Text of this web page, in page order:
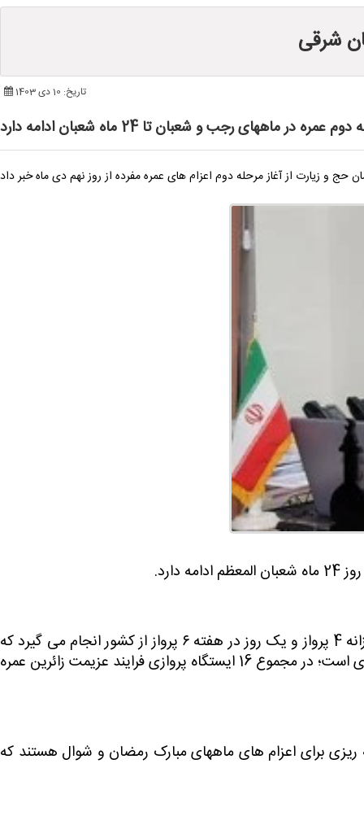
شرقی
تاریخ: 10 دی 1403
وی با بیان اینکه کاروان های عمره رجب و شعبان با استقبال متقاضیان مواجه شده است، گفت: روزانه 4 پرواز و یک روز در هفته ۶ پرواز از کشور انجام می گیرد که
2 پرواز مربوط به فرودگاه حضرت امام(ره) و الباقی آن مربوط به سایر فرودگاهها و ایستگاههای پروازی است؛ در مجموع 16 ایستگاه پروازی فرایند عزیمت زائرین عمره
ریزی برای اعزام های ماههای مبارک رمضان و شوال هستند که